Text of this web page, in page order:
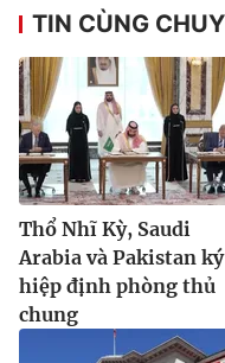
TIN CÙNG
Thổ Nhĩ Kỳ, Saudi
Arabia và Pakistan ký
hiệp định phòng thủ
chung